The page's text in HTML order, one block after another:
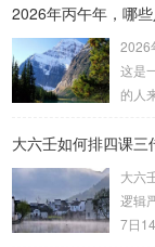
吉。
口
吉：
亡：
2026年丙午年，哪
2026
这是
的人
理：
26年
火”
运
大六壬如何排四课
大六
逻辑
7日